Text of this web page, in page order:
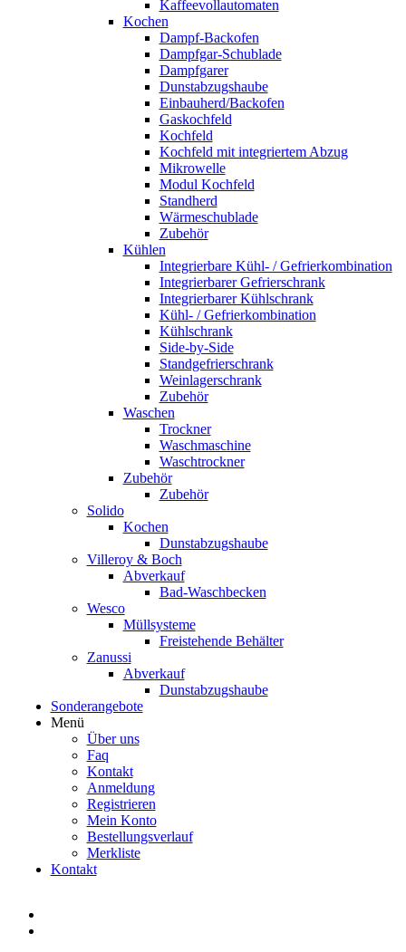
Kaffeevollautomaten
Kochen
Dampf-Backofen
Dampfgar-Schublade
Dampfgarer
Dunstabzugshaube
Einbauherd/Backofen
Gaskochfeld
Kochfeld
Kochfeld mit integriertem Abzug
Mikrowelle
Modul Kochfeld
Standherd
Wärmeschublade
Zubehör
Kühlen
Integrierbare Kühl- / Gefrierkombination
Integrierbarer Gefrierschrank
Integrierbarer Kühlschrank
Kühl- / Gefrierkombination
Kühlschrank
Side-by-Side
Standgefrierschrank
Weinlagerschrank
Zubehör
Waschen
Trockner
Waschmaschine
Waschtrockner
Zubehör
Zubehör
Solido
Kochen
Dunstabzugshaube
Villeroy & Boch
Abverkauf
Bad-Waschbecken
Wesco
Müllsysteme
Freistehende Behälter
Zanussi
Abverkauf
Dunstabzugshaube
Sonderangebote
Menü
Über uns
Faq
Kontakt
Anmeldung
Registrieren
Mein Konto
Bestellungsverlauf
Merkliste
Kontakt